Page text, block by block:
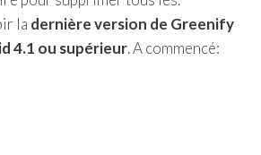
la dernière version de Greenify
4.1 ou supérieur. A commencé: